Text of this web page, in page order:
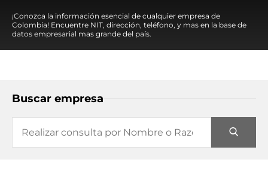
¡Conozca la información esencial de cualquier empresa de
Colombia! Encuentre NIT, dirección, teléfono, y mas en la base de
datos empresarial mas grande del país.
Buscar empresa